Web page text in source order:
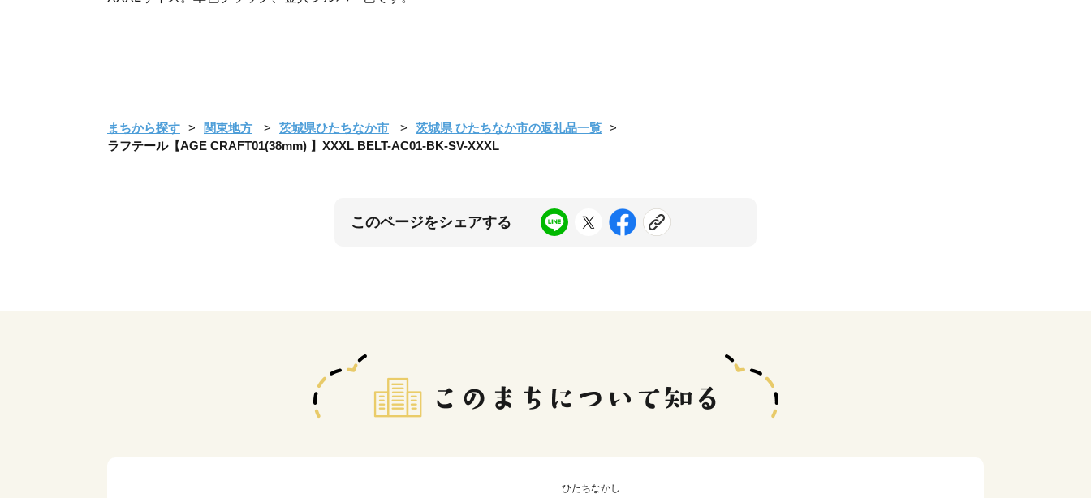
まちから探す 関東地方 茨城県ひたちなか市
茨城県 ひたちなか市の返礼品一覧
ラフテール【AGE CRAFT01(38mm) 】XXXL BELT-AC01-BK-SV-XXXL
このページをシェアする
ひたちなかし